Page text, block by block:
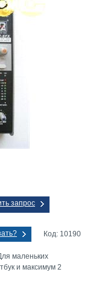
запрос
Код: 10190
маленьких
и максимум 2